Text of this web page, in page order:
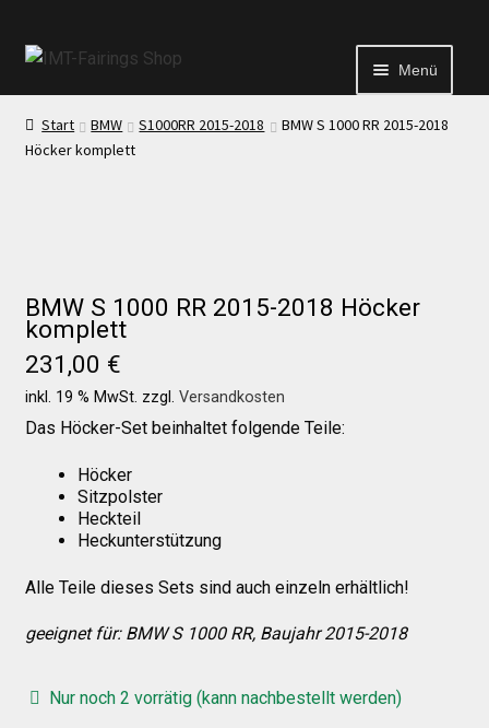
Menü
Start
News
News
Test Startseite
Infos zu unseren Produkten
Händlerkonditionen
Start BMW S1000RR 2015-2018
BMW S 1000 RR 2015-2018
Höcker komplett
BMW S 1000 RR 2015-2018 Höcker
komplett
231,00 €
inkl. 19 % MwSt. zzgl. Versandkosten
Das Höcker-Set beinhaltet folgende Teile:
Höcker
Sitzpolster
Heckteil
Heckunterstützung
Alle Teile dieses Sets sind auch einzeln erhältlich!
geeignet für: BMW S 1000 RR, Baujahr 2015-2018
Nur noch 2 vorrätig (kann nachbestellt werden)